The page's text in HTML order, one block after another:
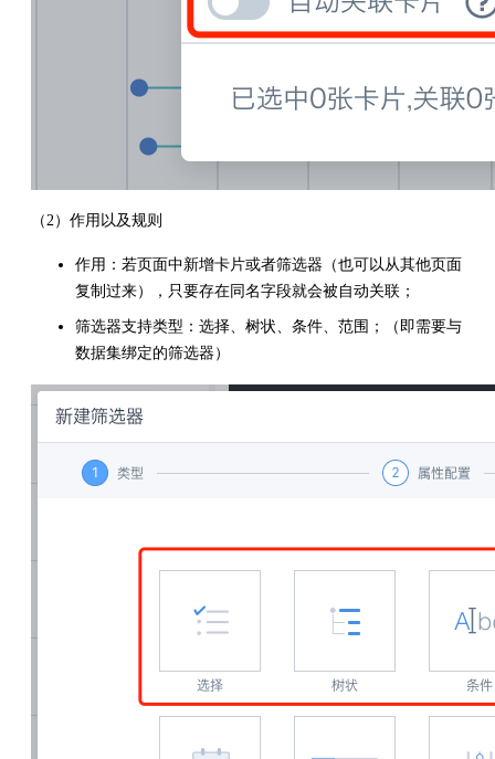
（2）作用以及规则
作用：若页面中新增卡片或者筛选器（也可以从其他页面
复制过来），只要存在同名字段就会被自动关联；
筛选器支持类型：选择、树状、条件、范围；（即需要与
数据集绑定的筛选器）